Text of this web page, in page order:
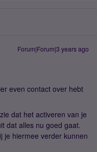
Forum|Forum|3 years ago
even contact over hebt
dat het activeren van je
dat alles nu goed gaat.
je hiermee verder kunnen